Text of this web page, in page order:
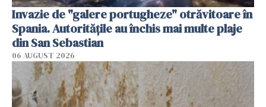
Invazie de "galere portugheze" otrăvitoare în
Spania. Autoritățile au închis mai multe plaje
din San Sebastian
06 AUGUST 2026